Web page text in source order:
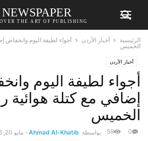
NEWSPAPER
THE ART OF PUBLISHING
الرئيسية أخبار الأردن
أجواء لطيفة اليوم وانخفاض
الخميس
أخبار الأردن
أجواء لطيفة اليوم
إضافي مع كتلة هوائية
الخميس
بواسطة Ahmad Al-Khatib
- مايو 20, 2026 0
59